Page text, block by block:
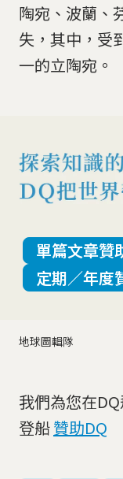
陶宛、波蘭、
失，其中，受
一的立陶宛。
地球圖輯隊
單篇文章贊
定期／年度
我們為您在
登船贊助DQ